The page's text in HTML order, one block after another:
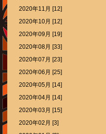
2020年11月 [12]
2020年10月 [12]
2020年09月 [19]
2020年08月 [33]
2020年07月 [23]
2020年06月 [25]
2020年05月 [14]
2020年04月 [14]
2020年03月 [15]
2020年02月 [3]